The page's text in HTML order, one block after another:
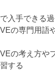
入手できる
の専門用語
の考え方や
する